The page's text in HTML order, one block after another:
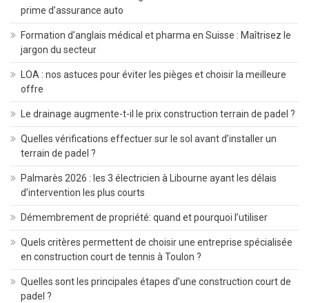
prime d’assurance auto
Formation d’anglais médical et pharma en Suisse : Maîtrisez le
jargon du secteur
LOA : nos astuces pour éviter les pièges et choisir la meilleure
offre
Le drainage augmente-t-il le prix construction terrain de padel ?
Quelles vérifications effectuer sur le sol avant d’installer un
terrain de padel ?
Palmarès 2026 : les 3 électricien à Libourne ayant les délais
d’intervention les plus courts
Démembrement de propriété: quand et pourquoi l’utiliser
Quels critères permettent de choisir une entreprise spécialisée
en construction court de tennis à Toulon ?
Quelles sont les principales étapes d’une construction court de
padel ?